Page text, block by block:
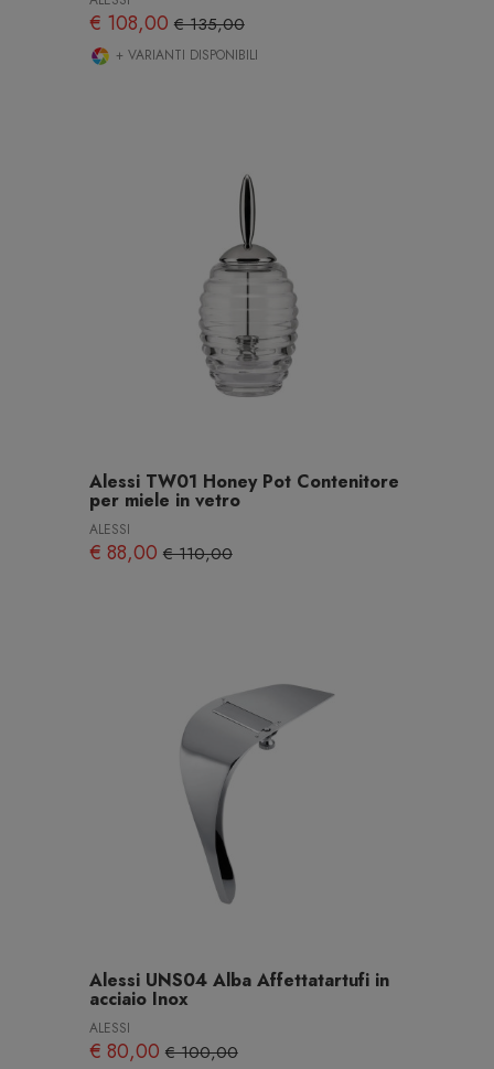
€ 108,00€ 135,00
+ VARIANTI DISPONIBILI
Alessi TW01 Honey Pot Contenitore
per miele in vetro
ALESSI
€ 88,00€ 110,00
Alessi UNS04 Alba Affettatartufi in
acciaio Inox
ALESSI
€ 80,00€ 100,00